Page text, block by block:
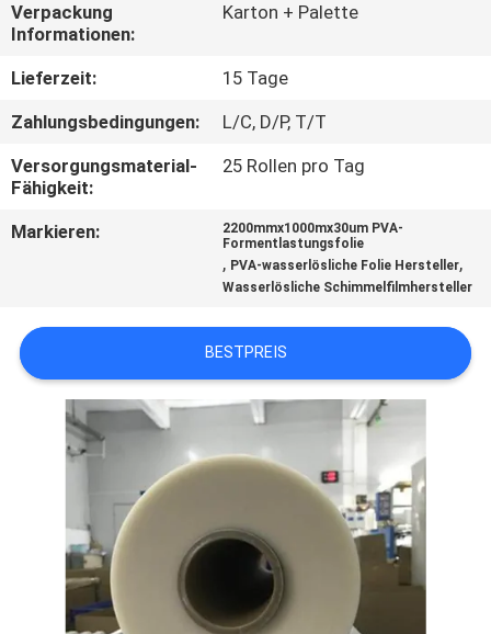
EIN
ANGEBOT
SITEMAP
PRIVACY
POLICY
Verpackung
Informationen:
Karton + Palette
Lieferzeit:
15 Tage
Zahlungsbedingungen:
L/C, D/P, T/T
Versorgungsmaterial-
Fähigkeit:
25 Rollen pro Tag
Markieren:
2200mmx1000mx30um PVA-
Formentlastungsfolie
, PVA-wasserlösliche Folie Hersteller,
Wasserlösliche Schimmelfilmhersteller
BESTPREIS